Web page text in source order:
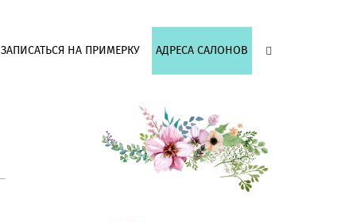
ЗАПИСАТЬСЯ НА ПРИМЕРКУ АДРЕСА САЛОНОВ